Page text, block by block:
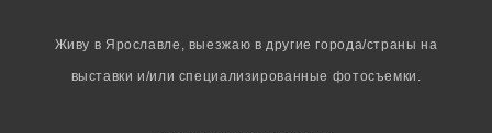
Живу в Ярославле, выезжаю в другие города/страны на
выставкии/или специализированные фотосъемки.